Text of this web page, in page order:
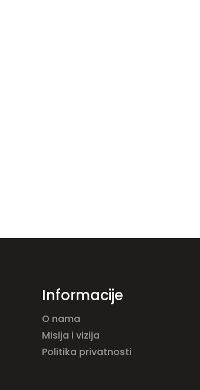
Informacije
O nama
Misija i vizija
Politika privatnosti